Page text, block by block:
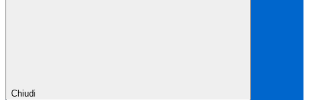
Chiudi